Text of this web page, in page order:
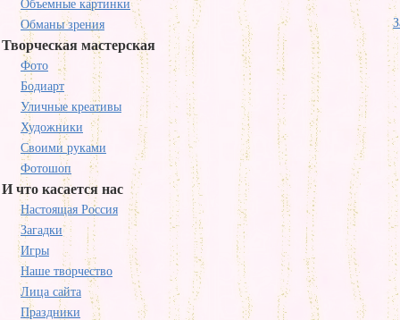
Объемные картинки
Обманы зрения
Творческая мастерская
Фото
Бодиарт
Уличные креативы
Художники
Своими руками
Фотошоп
И что касается нас
Настоящая Россия
Загадки
Игры
Наше творчество
Лица сайта
Праздники